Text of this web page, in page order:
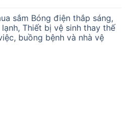
sắm Bóng điện thắp sáng,
lạnh, Thiết bị vệ sinh thay thế
buồng bệnh và nhà vệ